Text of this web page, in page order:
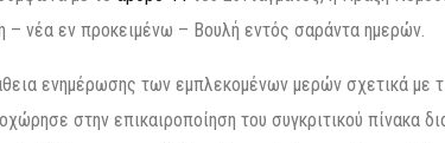
– νέα εν προκειμένω – Βουλή εντός σαράντα ημερών.
ενημέρωσης των εμπλεκομένων μερών σχετικά με
στην επικαιροποίηση του συγκριτικού πίνακα